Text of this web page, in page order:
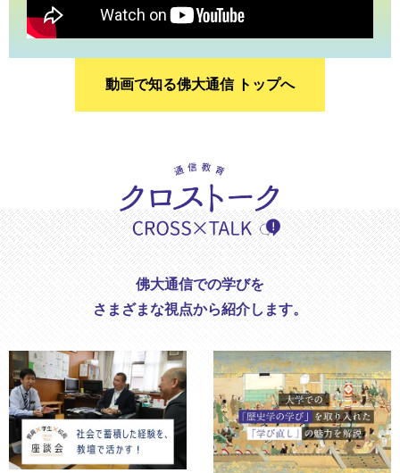
動画で知る佛大通信 トップへ
佛大通信での学びを
さまざまな視点から紹介します。